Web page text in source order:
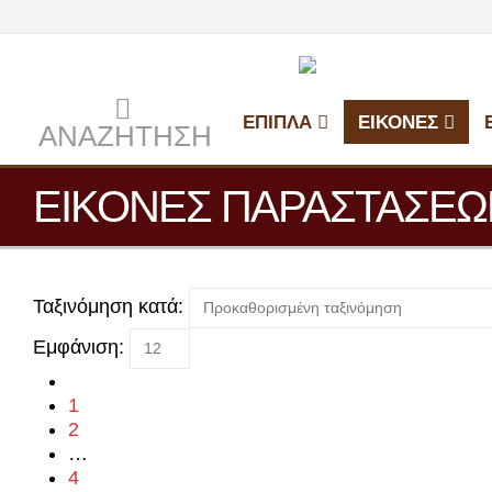
ΑΝΑΖΉΤΗΣΗ ΕΠΙΠΛΑ ΕΙΚΟΝΕΣ
ΕΙΚΟΝΕΣ
Ταξινόμηση κατά:
Εμφάνιση:
1
2
…
4